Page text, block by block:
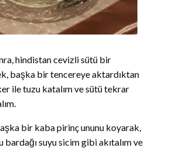
hindistan cevizli sütü bir
başka bir tencereye aktardıktan
ile tuzu katalım ve sütü tekrar
bir kaba pirinç ununu koyarak,
bardağı suyu sicim gibi akıtalım ve